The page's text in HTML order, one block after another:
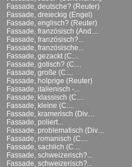
Fassade, deutsche? (Reuter)
Fassade, dreieckig (Engel)
Fassade, englisch? (Reuter)
Fassade, französisch (And....
Fassade, französisch?...
Fassade, französische...
Fassade, gezackt (C....
Fassade, gotisch? (C....
Fassade, große (C....
Fassade, holprige (Reuter)
Fassade, italienisch -...
Fassade, klassisch (C....
Fassade, kleine (C....
Fassade, kramerisch (Div....
Fassade, poliert...
Fassade, problematisch (Div....
Fassade, romanisch (C....
Fassade, sachlich (C....
Fassade, schweizerisch?...
Fassade, schweizerisch?...